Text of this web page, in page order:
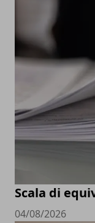
Scala di
04/08/2026